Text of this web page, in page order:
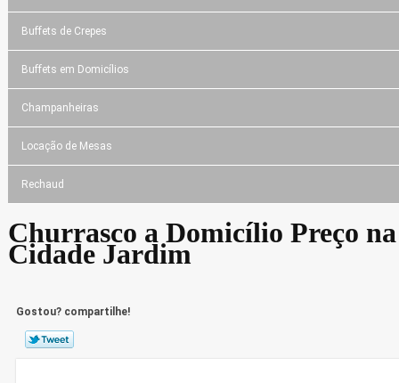
Buffets de Crepes
Buffets em Domicílios
Champanheiras
Locação de Mesas
Rechaud
Churrasco a Domicílio Preço na
Cidade Jardim
Gostou? compartilhe!